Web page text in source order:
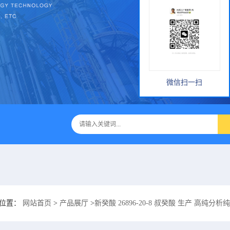
置： 网站首页 > 产品展厅 >新癸酸 26896-20-8 叔癸酸 生产 高纯分析
微信扫一扫